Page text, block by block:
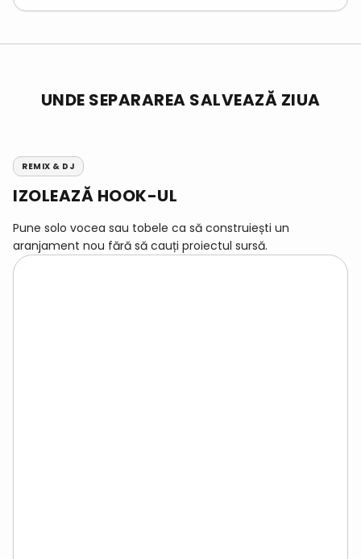
UNDE SEPARAREA SALVEAZĂ ZIUA
REMIX & DJ
IZOLEAZĂ HOOK-UL
Pune solo vocea sau tobele ca să construiești un
aranjament nou fără să cauți proiectul sursă.